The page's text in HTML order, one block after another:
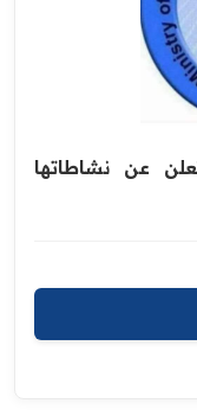
تعلن عن نشاطاتها